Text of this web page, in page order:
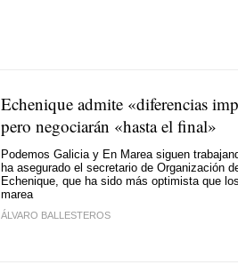
Echenique admite «diferencias
pero negociarán «hasta el final»
Podemos Galicia y En Marea siguen
ha asegurado el secretario de Organización
Echenique, que ha sido más optimista que
marea
ÁLVARO BALLESTEROS